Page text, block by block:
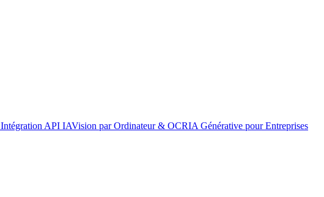
Intégration API IAVision par Ordinateur & OCRIA Générative pour Entreprises